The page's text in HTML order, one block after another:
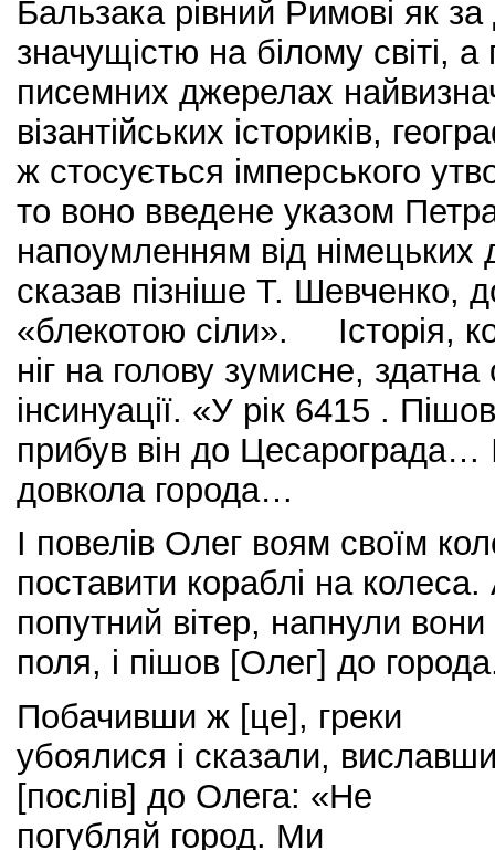
Бальзака рівний Римові як за
значущістю на білому світі, а
писемних джерелах
візантійських істориків,
ж стосується імперського
то воно введене указом
напоумленням від німецьких
сказав пізніше Т. Шевченко,
«блекотою сіли». Історія,
ніг на голову зумисне, здатна
інсинуації. «У рік 6415 .
прибув він до Цесарограда…
довкола города…
І повелів Олег воям своїм
поставити кораблі на
попутний вітер, напнули
поля, і пішов [Олег] до
Побачивши ж [це], греки
убоялися і сказали,
[послів] до Олега: «Не
погубляй город. Ми